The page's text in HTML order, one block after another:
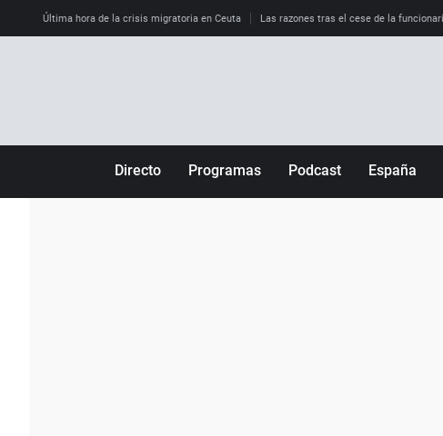
Última hora de la crisis migratoria en Ceuta Las razones tras el cese de la
Directo Programas Podcast España